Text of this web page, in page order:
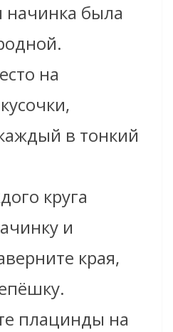
была
на
в тонкий
круга
и
края,
плацинды на